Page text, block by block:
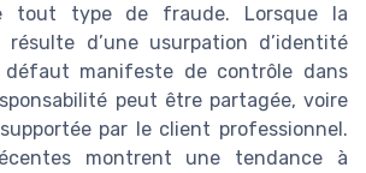
tout type de fraude. Lorsque la
d’une usurpation d’identité
défaut manifeste de contrôle dans
peut être partagée, voire
par le client professionnel.
montrent une tendance à